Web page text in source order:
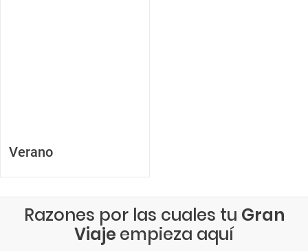
Verano
Razones por las cuales tu Gran
Viaje empieza aquí